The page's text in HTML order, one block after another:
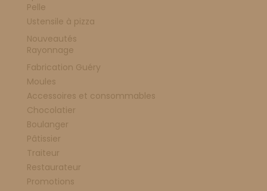
Pelle
Ustensile à pizza
Nouveautés
Rayonnage
Fabrication Guéry
Moules
Accessoires et consommables
Chocolatier
Boulanger
Pâtissier
Traiteur
Restaurateur
Promotions